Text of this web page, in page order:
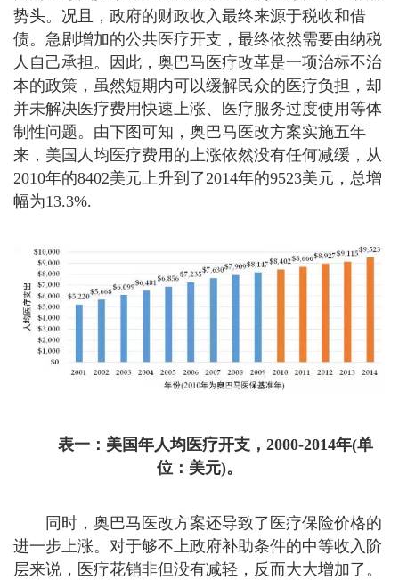
势头。况且，政府的财政收入最终来源于税收和借
债。急剧增加的公共医疗开支，最终依然需要由纳税
人自己承担。因此，奥巴马医疗改革是一项治标不治
本的政策，虽然短期内可以缓解民众的医疗负担，却
并未解决医疗费用快速上涨、医疗服务过度使用等体
制性问题。由下图可知，奥巴马医改方案实施五年
来，美国人均医疗费用的上涨依然没有任何减缓，从
2010年的8402美元上升到了2014年的9523美元，总增
幅为13.3%.
表一：美国年人均医疗开支，2000-2014年(单
位：美元)。
同时，奥巴马医改方案还导致了医疗保险价格的
进一步上涨。对于够不上政府补助条件的中等收入阶
层来说，医疗花销非但没有减轻，反而大大增加了。